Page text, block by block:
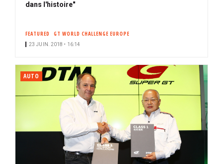
dans l'histoire"
FEATURED GT WORLD CHALLENGE EUROPE
23 JUIN. 2018 • 16:14
AUTO